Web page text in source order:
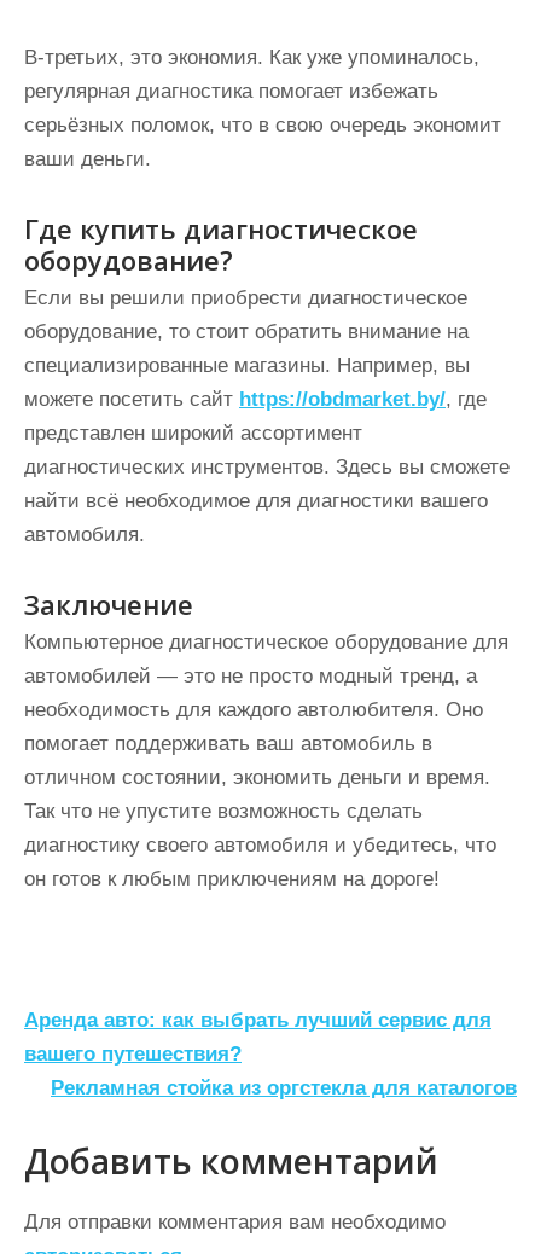
В-третьих, это экономия. Как уже упоминалось,
регулярная диагностика помогает избежать
серьёзных поломок, что в свою очередь экономит
ваши деньги.
Где купить диагностическое
оборудование?
Если вы решили приобрести диагностическое
оборудование, то стоит обратить внимание на
специализированные магазины. Например, вы
можете посетить сайт https://obdmarket.by/, где
представлен широкий ассортимент
диагностических инструментов. Здесь вы сможете
найти всё необходимое для диагностики вашего
автомобиля.
Заключение
Компьютерное диагностическое оборудование для
автомобилей — это не просто модный тренд, а
необходимость для каждого автолюбителя. Оно
помогает поддерживать ваш автомобиль в
отличном состоянии, экономить деньги и время.
Так что не упустите возможность сделать
диагностику своего автомобиля и убедитесь, что
он готов к любым приключениям на дороге!
Н
а
и
г
а
Аренда авто: как выбрать лучший сервис для
вашего путешествия?
Рекламная стойка из оргстекла для каталогов
Добавить комментарий
Для отправки комментария вам необходимо